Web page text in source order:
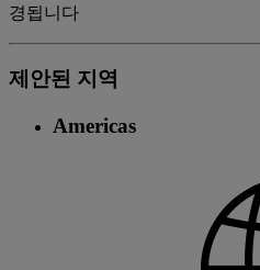
경됩니다
제안된 지역
Americas